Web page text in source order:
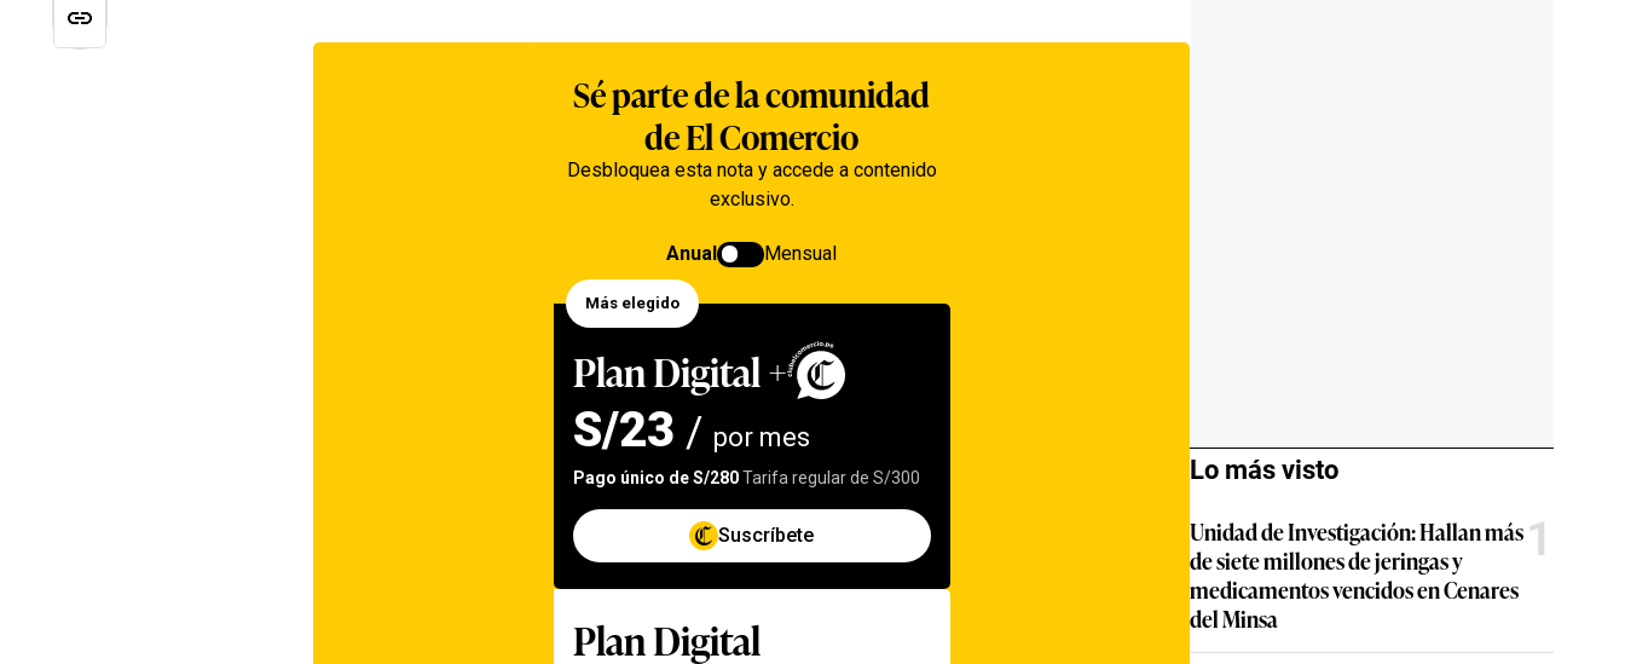
Lo más visto
Unidad de Investigación: Hallan más
de siete millones de jeringas y
medicamentos vencidos en Cenares
del Minsa
1